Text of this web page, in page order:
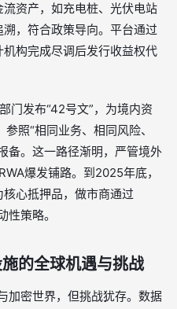
资产，如充电桩、光伏电站
，符合政策导向。平台通过
构完成尽调后发行收益权代
门发布“42号文”，为境内资
照“相同业务、相同风险、
备。这一路径渐明，严管境外
爆发铺路。到2025年底，
心抵押品，做市商通过
性策略。
的全球机遇与挑战
加密世界，但挑战犹存。数据